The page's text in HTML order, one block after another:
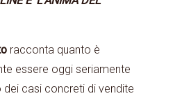
racconta quanto è
essere oggi seriamente
dei casi concreti di vendite